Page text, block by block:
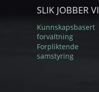
SLIK JOBBER VI
Kunnskapsbasert
forvaltning
Forpliktende
samstyring